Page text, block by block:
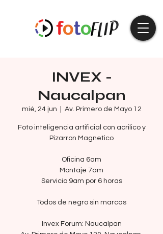
INVEX -
Naucalpan
mié, 24 jun Av. Primero de Mayo 12
Foto inteligencia artificial con acrilico y
Pizarron Magnetico
Oficina 6am
Montaje 7am
Servicio 9am por 6 horas
Todos de negro sin marcas
Invex Forum: Naucalpan